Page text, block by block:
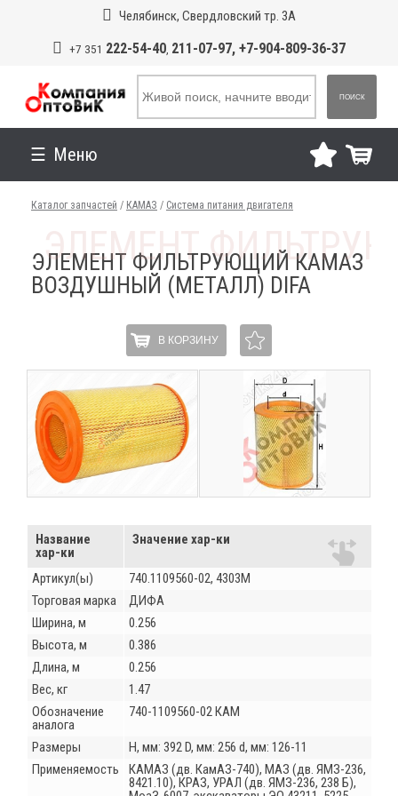
Челябинск, Свердловский тр. 3А
+7 351 222-54-40, 211-07-97, +7-904-809-36-37
ПОИСК
Меню
Каталог запчастей / КАМАЗ / Система питания двигателя
ЭЛЕМЕНТ ФИЛЬТРУЮЩИЙ КАМАЗ
ВОЗДУШНЫЙ (МЕТАЛЛ) DIFA
В КОРЗИНУ
Название
хар-ки
Значение хар-ки
Артикул(ы)
740.1109560-02, 4303М
Торговая марка
ДИФА
Ширина, м
0.256
Высота, м
0.386
Длина, м
0.256
Вес, кг
1.47
Обозначение
аналога
740-1109560-02 КАМ
Размеры
Н, мм: 392 D, мм: 256 d, мм: 126-11
Применяемость
КАМАЗ (дв. КамАЗ-740), МАЗ (дв. ЯМЗ-236,
8421.10), КРАЗ, УРАЛ (дв. ЯМЗ-236, 238 Б),